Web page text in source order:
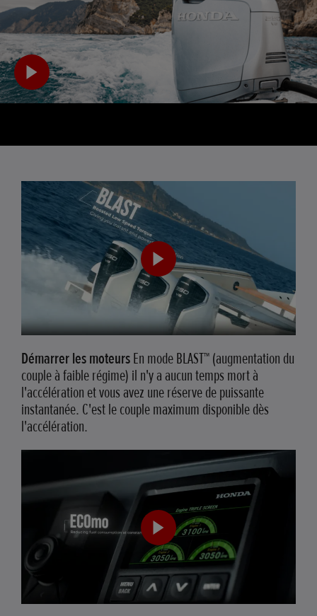
Démarrer les moteursEn mode BLAST™ (augmentation du
couple à faible régime) il n'y a aucun temps mort à
l'accélération et vous avez une réserve de puissante
instantanée. C'est le couple maximum disponible dès
l'accélération.